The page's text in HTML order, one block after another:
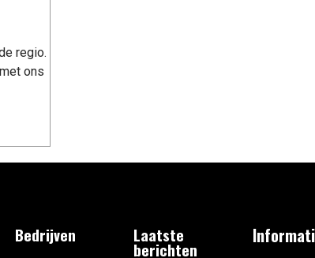
regio.
ons
Bedrijven Laatste
berichten